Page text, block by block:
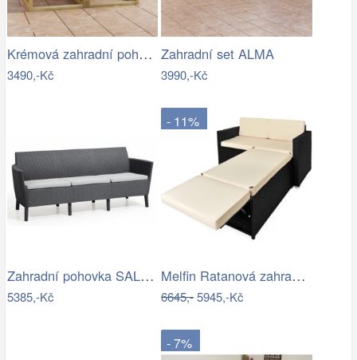
Krémová zahradní pohovka MAJKEN
3490,-Kč
Zahradní set ALMA
3990,-Kč
Zahradní pohovka SALEMO 3 Allibert
5385,-Kč
- 11%
Melfin Ratanová zahradní sestava VENDY…
6645,-5945,-Kč
- 7%